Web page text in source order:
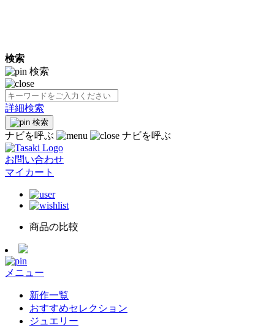
検索
検索
詳細検索
検索
ナビを呼ぶ ナビを呼ぶ
お問い合わせ
マイカート
商品の比較
メニュー
新作一覧
おすすめセレクション
ジュエリー